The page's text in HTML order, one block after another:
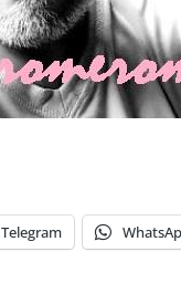
Telegram